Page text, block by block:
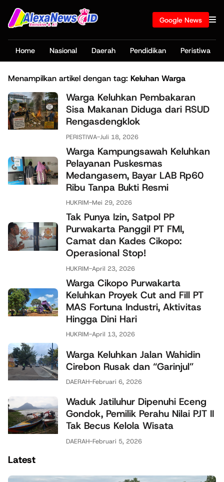
Google News
Home Nasional Daerah Pendidikan Peristiwa
Menampilkan artikel dengan tag: Keluhan Warga
Warga Keluhkan Pembakaran
Sisa Makanan Diduga dari RSUD
Rengasdengklok
PERISTIWA-Juli 18, 2026
Warga Kampungsawah Keluhkan
Pelayanan Puskesmas
Medangasem, Bayar LAB Rp60
Ribu Tanpa Bukti Resmi
HUKRIM-Mei 29, 2026
Tak Punya Izin, Satpol PP
Purwakarta Panggil PT FMI,
Camat dan Kades Cikopo:
Operasional Stop!
HUKRIM-April 23, 2026
Warga Cikopo Purwakarta
Keluhkan Proyek Cut and Fill PT
MAS Fortuna Industri, Aktivitas
Hingga Dini Hari
HUKRIM-April 13, 2026
Warga Keluhkan Jalan Wahidin
Cirebon Rusak dan “Garinjul”
DAERAH-Februari 6, 2026
Waduk Jatiluhur Dipenuhi Eceng
Gondok, Pemilik Perahu Nilai PJT II
Tak Becus Kelola Wisata
DAERAH-Februari 5, 2026
Latest